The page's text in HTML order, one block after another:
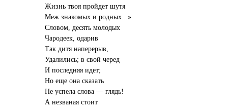
Жизнь твоя пройдет шутя
Меж знакомых и родных...»
Словом, десять молодых
Чародеек, одарив
Так дитя наперерыв,
Удалились; в свой черед
И последняя идет;
Но еще она сказать
Не успела слова — глядь!
А незваная стоит